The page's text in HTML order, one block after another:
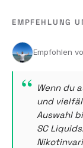
EMPFEHLUNG
Wenn du
und
Auswahl
SC